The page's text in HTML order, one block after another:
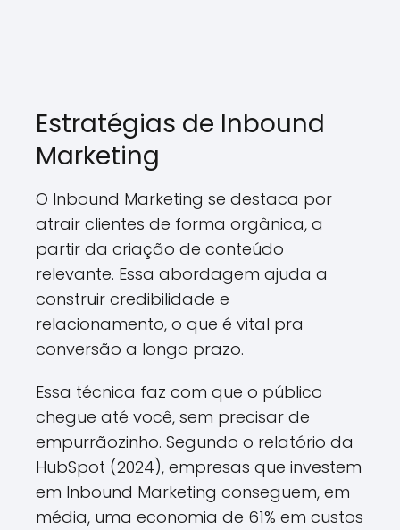
Estratégias de Inbound
Marketing
O Inbound Marketing se destaca por
atrair clientes de forma orgânica, a
partir da criação de conteúdo
relevante. Essa abordagem ajuda a
construir credibilidade e
relacionamento, o que é vital pra
conversão a longo prazo.
Essa técnica faz com que o público
chegue até você, sem precisar de
empurrãozinho. Segundo o relatório da
HubSpot (2024), empresas que investem
em Inbound Marketing conseguem, em
média, uma economia de 61% em custos